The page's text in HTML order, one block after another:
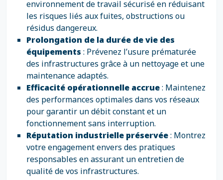
environnement de travail sécurisé en réduisant
les risques liés aux fuites, obstructions ou
résidus dangereux.
Prolongation de la durée de vie des
équipements : Prévenez l’usure prématurée
des infrastructures grâce à un nettoyage et une
maintenance adaptés.
Efficacité opérationnelle accrue: Maintenez
des performances optimales dans vos réseaux
pour garantir un débit constant et un
fonctionnement sans interruption.
Réputation industrielle préservée: Montrez
votre engagement envers des pratiques
responsables en assurant un entretien de
qualité de vos infrastructures.